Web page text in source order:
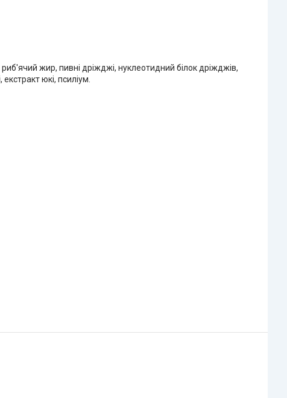
жир, пивні дріжджі, нуклеотидний білок дріжджів,
юкі, псиліум.